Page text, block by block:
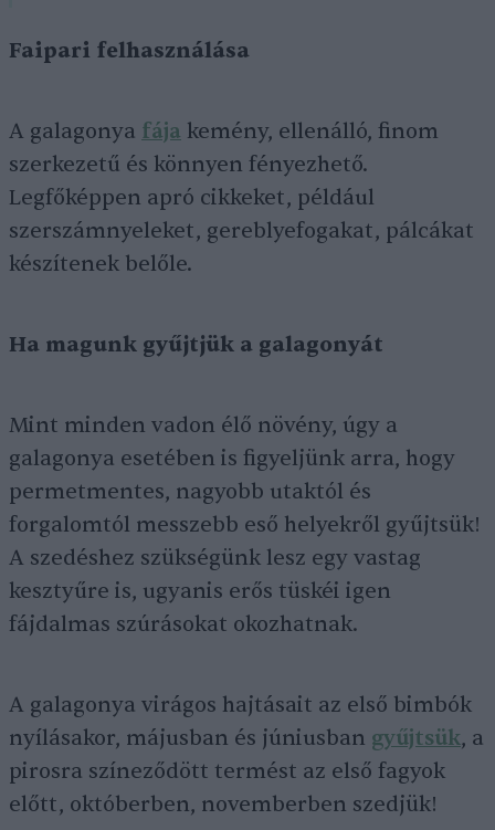
Faipari felhasználása
A galagonya fája kemény, ellenálló, finom
szerkezetű és könnyen fényezhető.
Legfőképpen apró cikkeket, például
szerszámnyeleket, gereblyefogakat, pálcákat
készítenek belőle.
Ha magunk gyűjtjük a galagonyát
Mint minden vadon élő növény, úgy a
galagonya esetében is figyeljünk arra, hogy
permetmentes, nagyobb utaktól és
forgalomtól messzebb eső helyekről gyűjtsük!
A szedéshez szükségünk lesz egy vastag
kesztyűre is, ugyanis erős tüskéi igen
fájdalmas szúrásokat okozhatnak.
A galagonya virágos hajtásait az első bimbók
nyílásakor, májusban és júniusban gyűjtsük, a
pirosra színeződött termést az első fagyok
előtt, októberben, novemberben szedjük!